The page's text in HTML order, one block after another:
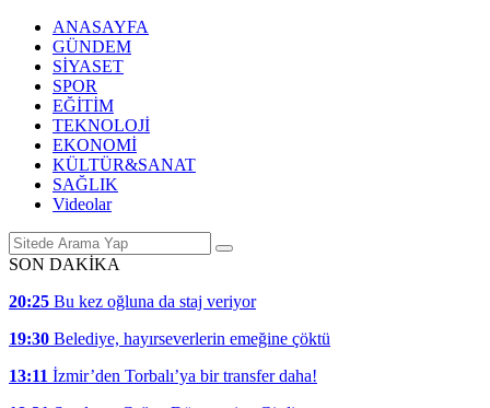
ANASAYFA
GÜNDEM
SİYASET
SPOR
EĞİTİM
TEKNOLOJİ
EKONOMİ
KÜLTÜR&SANAT
SAĞLIK
Videolar
SON DAKİKA
20:25 Bu kez oğluna da staj veriyor
19:30 Belediye, hayırseverlerin emeğine çöktü
13:11 İzmir’den Torbalı’ya bir transfer daha!